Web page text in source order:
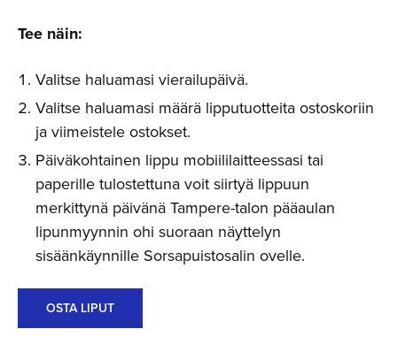
Tee näin:
Valitse haluamasi vierailupäivä.
Valitse haluamasi määrä lipputuotteita ostoskoriin
ja viimeistele ostokset.
Päiväkohtainen lippu mobiililaitteessasi tai
paperille tulostettuna voit siirtyä lippuun
merkittynä päivänä Tampere-talon pääaulan
lipunmyynnin ohi suoraan näyttelyn
sisäänkäynnille Sorsapuistosalin ovelle.
OSTA LIPUT